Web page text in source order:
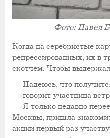
Фото: Павел
Когда на серебристые
репрессированных, их в
скотчем. Чтобы
— Надеюсь, что
— говорит участница
— Я только недавно
Москвы, пришла
акции первый раз